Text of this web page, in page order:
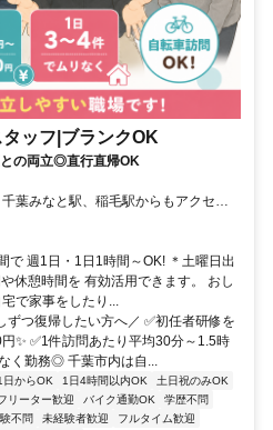
ッフ|ブランクOK
の両立◎直行直帰OK
葉みなと駅、稲毛駅からもアクセス
で 週1日・1日1時間～OK! ＊土曜日出
休憩時間を 有効活用できます。 おし
で家事をしたり...
つ復帰したい方へ／ ✅初任者研修を
✨ ✅1件訪問あたり平均30分～1.5時
く勤務◎ 千葉市内は自...
日からOK 1日4時間以内OK
土日祝のみOK
リーター歓迎 バイク通勤OK
学歴不問
不問 未経験者歓迎
フルタイム歓迎